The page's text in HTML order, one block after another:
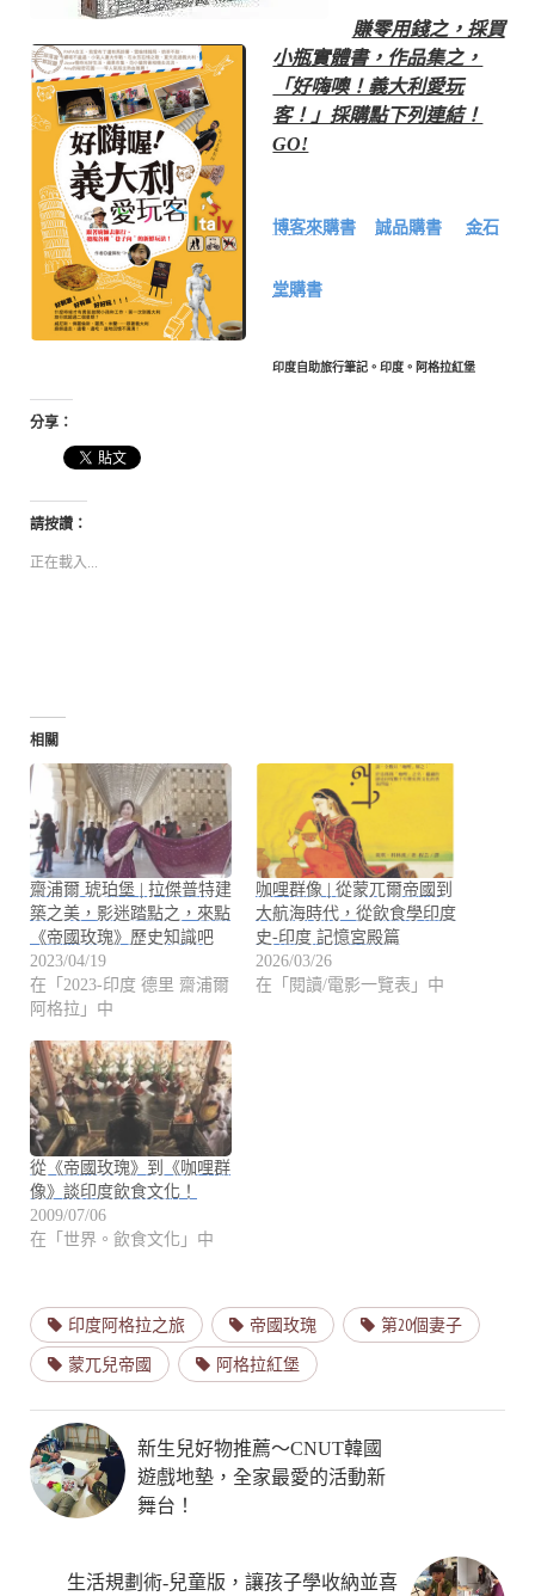
賺零用錢之，採買
小瓶實體書，作品集之，
「好嗨噢！義大利愛玩
客！」採購點下列連結！
GO!
博客來購書 誠品購書 金石
堂購書
印度自助旅行筆記。印度。阿格拉紅堡
分享：
請按讚：
正在載入...
相關
齋浦爾 琥珀堡 | 拉傑普特建
築之美，影迷踏點之，來點
《帝國玫瑰》歷史知識吧
2023/04/19
在「2023-印度 德里 齋浦爾
阿格拉」中
咖哩群像 | 從蒙兀爾帝國到
大航海時代，從飲食學印度
史-印度 記憶宮殿篇
2026/03/26
在「閱讀/電影一覽表」中
從《帝國玫瑰》到《咖哩群
像》談印度飲食文化！
2009/07/06
在「世界。飲食文化」中
印度阿格拉之旅 帝國玫瑰
第20個妻子
蒙兀兒帝國
阿格拉紅堡
新生兒好物推薦～CNUT韓國
遊戲地墊，全家最愛的活動新
舞台！
生活規劃術-兒童版，讓孩子學收納並喜